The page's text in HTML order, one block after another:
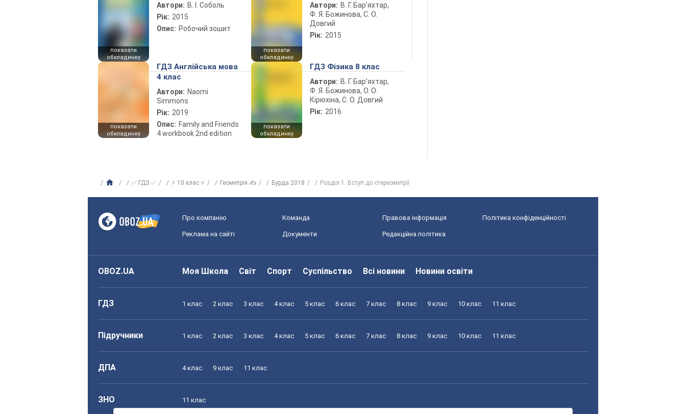
показати
обкладинку
Автори: В. І. Соболь
Рік: 2015
Опис: Робочий зошит
показати
обкладинку
Автори: В. Г. Бар’яхтар,
Ф. Я. Божинова, С. О.
Довгий
Рік: 2015
показати
обкладинку
ГДЗ Англійська мова
4 клас
Автори: Naomi
Simmons
Рік: 2019
Опис: Family and Friends
4 workbook 2nd edition
показати
обкладинку
ГДЗ Фізика 8 клас
Автори: В. Г. Бар’яхтар,
Ф. Я. Божинова, О. О.
Кірюхіна, С. О. Довгий
Рік: 2016
✅ ГДЗ ✅ ⚡ 10 клас ⚡ Геометрія ✍ Бурда 2018 Розділ 1. Вступ до стереометрії
Про компанію Команда Правова інформація Політика конфіденційності
Реклама на сайті Документи Редакційна політика
OBOZ.UA Моя Школа Світ Спорт Суспільство Всі новини Новини освіти
ГДЗ 1 клас 2 клас 3 клас 4 клас 5 клас 6 клас 7 клас 8 клас 9 клас 10 клас 11 клас
Підручники 1 клас 2 клас 3 клас 4 клас 5 клас 6 клас 7 клас 8 клас 9 клас 10 клас 11 клас
ДПА 4 клас 9 клас 11 клас
ЗНО 11 клас